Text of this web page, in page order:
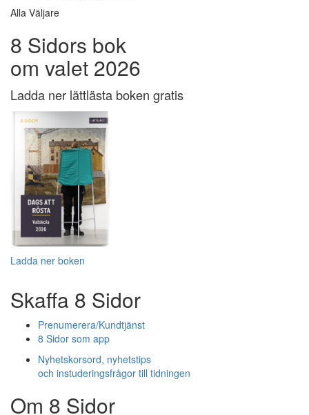
Alla Väljare
8 Sidors bok
om valet 2026
Ladda ner lättlästa boken gratis
Ladda ner boken
Skaffa 8 Sidor
Prenumerera/Kundtjänst
8 Sidor som app
Nyhetskorsord, nyhetstips
och instuderingsfrågor till tidningen
Om 8 Sidor